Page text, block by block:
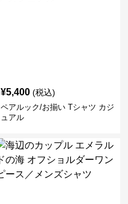
¥5,400 (税込)
ペアルック/お揃い Tシャツ カジ
ュアル